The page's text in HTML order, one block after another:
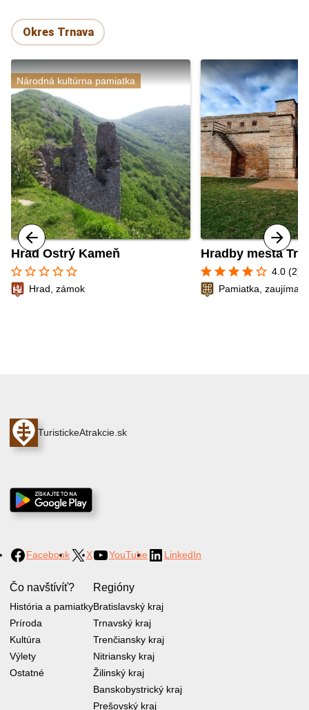
Okres Trnava
Národná kultúrna pamiatka
Hrad Ostrý Kameň
star_border star_border star_border star_border star_border
Hrad, zámok
Hradby mesta
star star star star star_border 4.0 (2)
Pamiatka,
TuristickeAtrakcie.sk
Facebook X YouTube LinkedIn
Čo navštívíť?
História a pamiatky
Príroda
Kultúra
Výlety
Ostatné
Regióny
Bratislavský kraj
Trnavský kraj
Trenčiansky kraj
Nitriansky kraj
Žilinský kraj
Banskobystrický kraj
Prešovský kraj